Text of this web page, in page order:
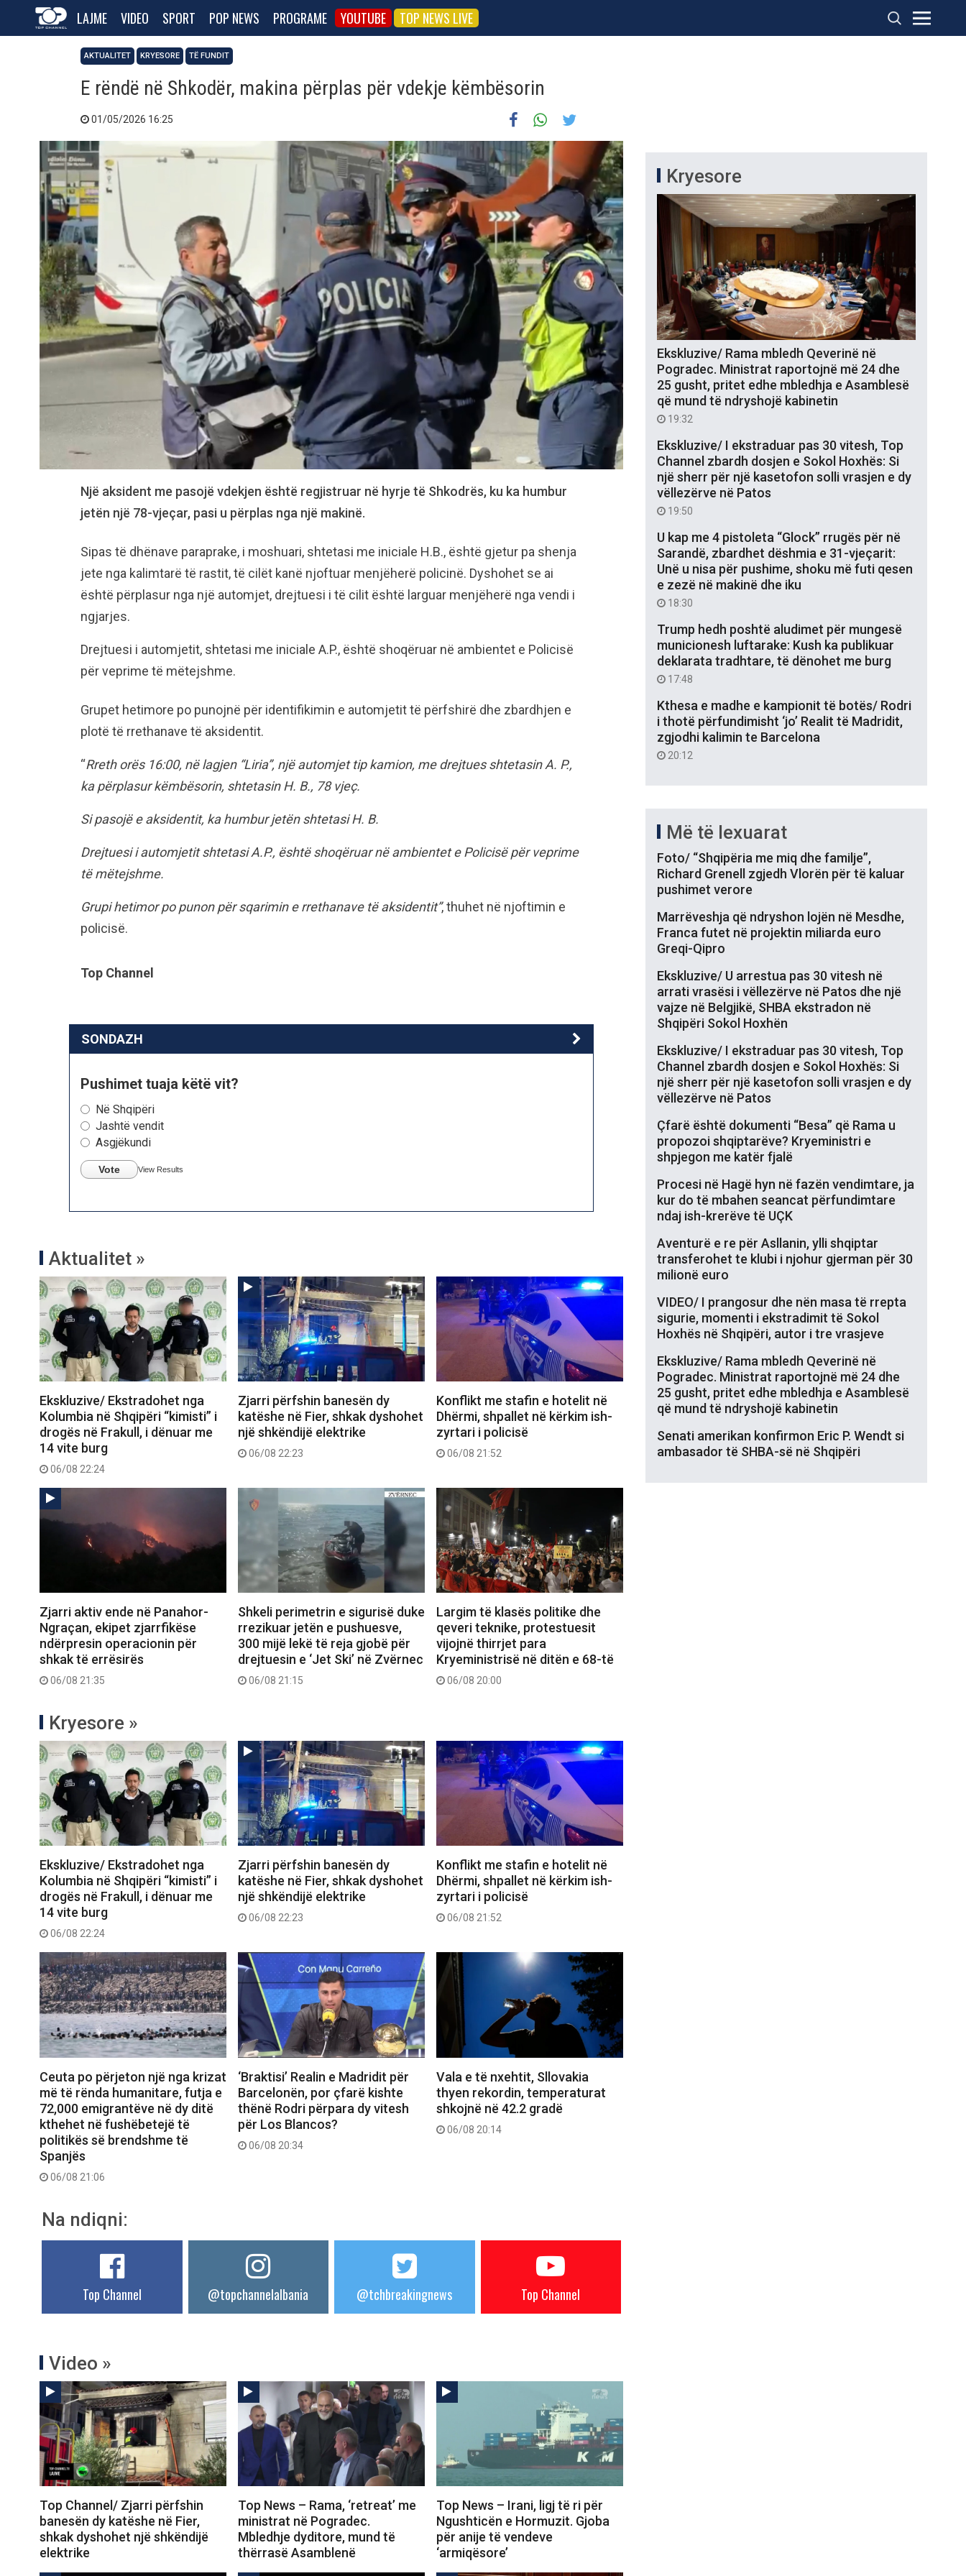
LAJME VIDEO SPORT POP NEWS PROGRAME YOUTUBE TOP NEWS LIVE
AKTUALITET KRYESORE TË FUNDIT
E rëndë në Shkodër, makina përplas për vdekje këmbësorin
01/05/2026 16:25
Një aksident me pasojë vdekjen është regjistruar në hyrje të Shkodrës, ku ka humbur
jetën një 78-vjeçar, pasi u përplas nga një makinë.
Sipas të dhënave paraprake, i moshuari, shtetasi me iniciale H.B., është gjetur pa shenja
jete nga kalimtarë të rastit, të cilët kanë njoftuar menjëherë policinë. Dyshohet se ai
është përplasur nga një automjet, drejtuesi i të cilit është larguar menjëherë nga vendi i
ngjarjes.
Drejtuesi i automjetit, shtetasi me iniciale A.P., është shoqëruar në ambientet e Policisë
për veprime të mëtejshme.
Grupet hetimore po punojnë për identifikimin e automjetit të përfshirë dhe zbardhjen e
plotë të rrethanave të aksidentit.
“Rreth orës 16:00, në lagjen “Liria”, një automjet tip kamion, me drejtues shtetasin A. P.,
ka përplasur këmbësorin, shtetasin H. B., 78 vjeç.
Si pasojë e aksidentit, ka humbur jetën shtetasi H. B.
Drejtuesi i automjetit shtetasi A.P., është shoqëruar në ambientet e Policisë për veprime
të mëtejshme.
Grupi hetimor po punon për sqarimin e rrethanave të aksidentit”, thuhet në njoftimin e
policisë.
Top Channel
SONDAZH
Pushimet tuaja këtë vit?
Në Shqipëri
Jashtë vendit
Asgjëkundi
Vote View Results
Aktualitet »
Ekskluzive/ Ekstradohet nga
Kolumbia në Shqipëri “kimisti” i
drogës në Frakull, i dënuar me
14 vite burg
06/08 22:24
Zjarri përfshin banesën dy
katëshe në Fier, shkak dyshohet
një shkëndijë elektrike
06/08 22:23
Konflikt me stafin e hotelit në
Dhërmi, shpallet në kërkim ish-
zyrtari i policisë
06/08 21:52
Zjarri aktiv ende në Panahor-
Ngraçan, ekipet zjarrfikëse
ndërpresin operacionin për
shkak të errësirës
06/08 21:35
Shkeli perimetrin e sigurisë duke
rrezikuar jetën e pushuesve,
300 mijë lekë të reja gjobë për
drejtuesin e ‘Jet Ski’ në Zvërnec
06/08 21:15
Largim të klasës politike dhe
qeveri teknike, protestuesit
vijojnë thirrjet para
Kryeministrisë në ditën e 68-të
06/08 20:00
Kryesore »
Ekskluzive/ Ekstradohet nga
Kolumbia në Shqipëri “kimisti” i
drogës në Frakull, i dënuar me
14 vite burg
06/08 22:24
Zjarri përfshin banesën dy
katëshe në Fier, shkak dyshohet
një shkëndijë elektrike
06/08 22:23
Konflikt me stafin e hotelit në
Dhërmi, shpallet në kërkim ish-
zyrtari i policisë
06/08 21:52
Ceuta po përjeton një nga krizat
më të rënda humanitare, futja e
72,000 emigrantëve në dy ditë
kthehet në fushëbetejë të
politikës së brendshme të
Spanjës
06/08 21:06
‘Braktisi’ Realin e Madridit për
Barcelonën, por çfarë kishte
thënë Rodri përpara dy vitesh
për Los Blancos?
06/08 20:34
Vala e të nxehtit, Sllovakia
thyen rekordin, temperaturat
shkojnë në 42.2 gradë
06/08 20:14
Na ndiqni:
Top Channel @topchannelalbania @tchbreakingnews Top Channel
Video »
Top Channel/ Zjarri përfshin
banesën dy katëshe në Fier,
shkak dyshohet një shkëndijë
elektrike
Top News – Rama, ‘retreat’ me
ministrat në Pogradec.
Mbledhje dyditore, mund të
thërrasë Asamblenë
Top News – Irani, ligj të ri për
Ngushticën e Hormuzit. Gjoba
për anije të vendeve
‘armiqësore’
Kryesore
Ekskluzive/ Rama mbledh Qeverinë në
Pogradec. Ministrat raportojnë më 24 dhe
25 gusht, pritet edhe mbledhja e Asamblesë
që mund të ndryshojë kabinetin
19:32
Ekskluzive/ I ekstraduar pas 30 vitesh, Top
Channel zbardh dosjen e Sokol Hoxhës: Si
një sherr për një kasetofon solli vrasjen e dy
vëllezërve në Patos
19:50
U kap me 4 pistoleta “Glock” rrugës për në
Sarandë, zbardhet dëshmia e 31-vjeçarit:
Unë u nisa për pushime, shoku më futi qesen
e zezë në makinë dhe iku
18:30
Trump hedh poshtë aludimet për mungesë
municionesh luftarake: Kush ka publikuar
deklarata tradhtare, të dënohet me burg
17:48
Kthesa e madhe e kampionit të botës/ Rodri
i thotë përfundimisht ‘jo’ Realit të Madridit,
zgjodhi kalimin te Barcelona
20:12
Më të lexuarat
Foto/ “Shqipëria me miq dhe familje”,
Richard Grenell zgjedh Vlorën për të kaluar
pushimet verore
Marrëveshja që ndryshon lojën në Mesdhe,
Franca futet në projektin miliarda euro
Greqi-Qipro
Ekskluzive/ U arrestua pas 30 vitesh në
arrati vrasësi i vëllezërve në Patos dhe një
vajze në Belgjikë, SHBA ekstradon në
Shqipëri Sokol Hoxhën
Ekskluzive/ I ekstraduar pas 30 vitesh, Top
Channel zbardh dosjen e Sokol Hoxhës: Si
një sherr për një kasetofon solli vrasjen e dy
vëllezërve në Patos
Çfarë është dokumenti “Besa” që Rama u
propozoi shqiptarëve? Kryeministri e
shpjegon me katër fjalë
Procesi në Hagë hyn në fazën vendimtare, ja
kur do të mbahen seancat përfundimtare
ndaj ish-krerëve të UÇK
Aventurë e re për Asllanin, ylli shqiptar
transferohet te klubi i njohur gjerman për 30
milionë euro
VIDEO/ I prangosur dhe nën masa të rrepta
sigurie, momenti i ekstradimit të Sokol
Hoxhës në Shqipëri, autor i tre vrasjeve
Ekskluzive/ Rama mbledh Qeverinë në
Pogradec. Ministrat raportojnë më 24 dhe
25 gusht, pritet edhe mbledhja e Asamblesë
që mund të ndryshojë kabinetin
Senati amerikan konfirmon Eric P. Wendt si
ambasador të SHBA-së në Shqipëri